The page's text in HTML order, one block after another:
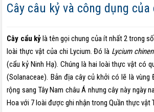
Cây câu kỷ và công dụng
Cây cẩu kỷlà tên gọi chung của ít nhất 2 trong
loài thực vật của chi Lycium. Đó là Lycium
(cẩu kỷ Ninh Hạ). Chúng là hai loài thực vật có
(Solanaceae). Bản địa cây củ khởi có lẽ là vùng
rộng sang Tây Nam châu Á nhưng cây này ngày
Hoa với 7 loài được ghi nhận trong Quần thực vật